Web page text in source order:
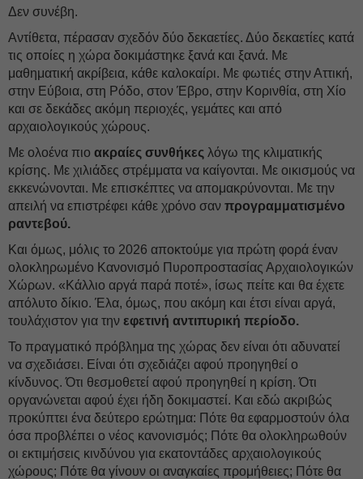
Δεν συνέβη.
Αντίθετα, πέρασαν σχεδόν δύο δεκαετίες. Δύο δεκαετίες κατά
τις οποίες η χώρα δοκιμάστηκε ξανά και ξανά. Με
μαθηματική ακρίβεια, κάθε καλοκαίρι. Με φωτιές στην Αττική,
στην Εύβοια, στη Ρόδο, στον Έβρο, στην Κορινθία, στη Χίο
και σε δεκάδες ακόμη περιοχές, γεμάτες και από
αρχαιολογικούς χώρους.
Με ολοένα πιο ακραίες συνθήκες λόγω της κλιματικής
κρίσης. Με χιλιάδες στρέμματα να καίγονται. Με οικισμούς να
εκκενώνονται. Με επισκέπτες να απομακρύνονται. Με την
απειλή να επιστρέφει κάθε χρόνο σαν προγραμματισμένο
ραντεβού.
Και όμως, μόλις το 2026 αποκτούμε για πρώτη φορά έναν
ολοκληρωμένο Κανονισμό Πυροπροστασίας Αρχαιολογικών
Χώρων. «Κάλλιο αργά παρά ποτέ», ίσως πείτε και θα έχετε
απόλυτο δίκιο. Έλα, όμως, που ακόμη και έτσι είναι αργά,
τουλάχιστον για την εφετινή αντιπυρική περίοδο.
Το πραγματικό πρόβλημα της χώρας δεν είναι ότι αδυνατεί
να σχεδιάσει. Είναι ότι σχεδιάζει αφού προηγηθεί ο
κίνδυνος. Ότι θεσμοθετεί αφού προηγηθεί η κρίση. Ότι
οργανώνεται αφού έχει ήδη δοκιμαστεί. Και εδώ ακριβώς
προκύπτει ένα δεύτερο ερώτημα: Πότε θα εφαρμοστούν όλα
όσα προβλέπει ο νέος κανονισμός; Πότε θα ολοκληρωθούν
οι εκτιμήσεις κινδύνου για εκατοντάδες αρχαιολογικούς
χώρους; Πότε θα γίνουν οι αναγκαίες προμήθειες; Πότε θα